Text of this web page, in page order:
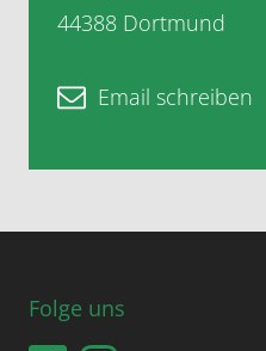
44388 Dortmund
Email schreiben
Folge uns